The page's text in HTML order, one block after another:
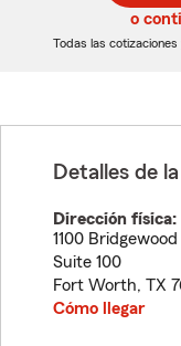
5
5
o
Todas las
Detalles de
Dirección física:
1100
Suite 100
Fort Worth, TX
Cómo llegar